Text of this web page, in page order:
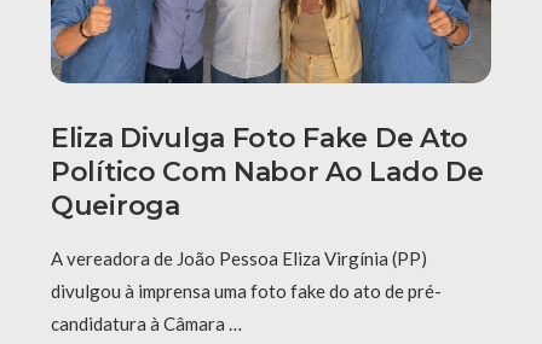
Eliza Divulga Foto Fake De Ato
Político Com Nabor Ao Lado De
Queiroga
A vereadora de João Pessoa Eliza Virgínia (PP)
divulgou à imprensa uma foto fake do ato de pré-
candidatura à Câmara …